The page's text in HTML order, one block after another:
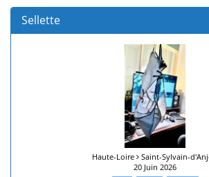
Sellette
Haute-Loire
Saint-Sylvain-
20 Juin 2026